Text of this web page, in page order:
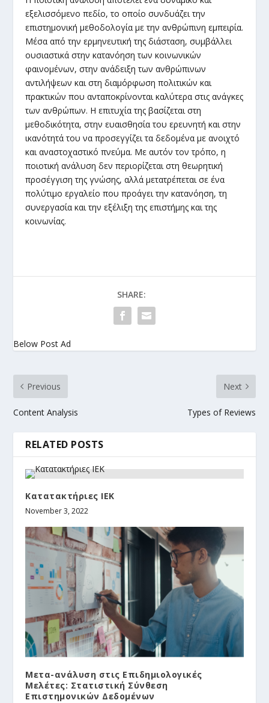
εξελισσόμενο πεδίο, το οποίο συνδυάζει την
επιστημονική μεθοδολογία με την ανθρώπινη εμπειρία.
Μέσα από την ερμηνευτική της διάσταση, συμβάλλει
ουσιαστικά στην κατανόηση των κοινωνικών
φαινομένων, στην ανάδειξη των ανθρώπινων
αντιλήψεων και στη διαμόρφωση πολιτικών και
πρακτικών που ανταποκρίνονται καλύτερα στις ανάγκες
των ανθρώπων. Η επιτυχία της βασίζεται στη
μεθοδικότητα, στην ευαισθησία του ερευνητή και στην
ικανότητά του να προσεγγίζει τα δεδομένα με ανοιχτό
και αναστοχαστικό πνεύμα. Με αυτόν τον τρόπο, η
ποιοτική ανάλυση δεν περιορίζεται στη θεωρητική
προσέγγιση της γνώσης, αλλά μετατρέπεται σε ένα
πολύτιμο εργαλείο που προάγει την κατανόηση, τη
συνεργασία και την εξέλιξη της επιστήμης και της
κοινωνίας.
SHARE:
Below Post Ad
Previous
Content Analysis
Next
Types of Reviews
RELATED POSTS
Kατατακτήριες ΙΕΚ
November 3, 2022
Μετα-ανάλυση στις Επιδημιολογικές
Μελέτες: Στατιστική Σύνθεση
Επιστημονικών Δεδομένων